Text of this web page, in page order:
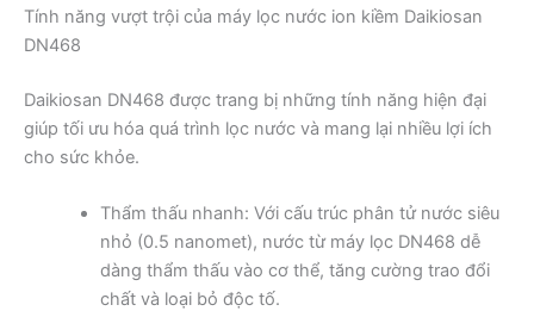
Tính năng vượt trội của máy lọc nước ion kiềm Daikiosan
DN468
Daikiosan DN468 được trang bị những tính năng hiện đại
giúp tối ưu hóa quá trình lọc nước và mang lại nhiều lợi ích
cho sức khỏe.
Thẩm thấu nhanh: Với cấu trúc phân tử nước siêu
nhỏ (0.5 nanomet), nước từ máy lọc DN468 dễ
dàng thẩm thấu vào cơ thể, tăng cường trao đổi
chất và loại bỏ độc tố.